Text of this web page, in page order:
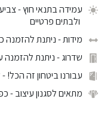
עמידה בתנאי חוץ-
ולבתים פרטיים
מידות- ניתנת להזמנה
שדרוג- ניתנת להזמנה
עבורנו ביטחון זה הכל!-
מתאים לסגנון עיצוב-